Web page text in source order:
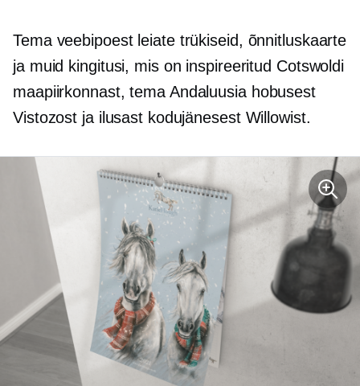
Tema veebipoest leiate trükiseid, õnnitluskaarte
ja muid kingitusi, mis on inspireeritud Cotswoldi
maapiirkonnast, tema Andaluusia hobusest
Vistozost ja ilusast kodujänesest Willowist.